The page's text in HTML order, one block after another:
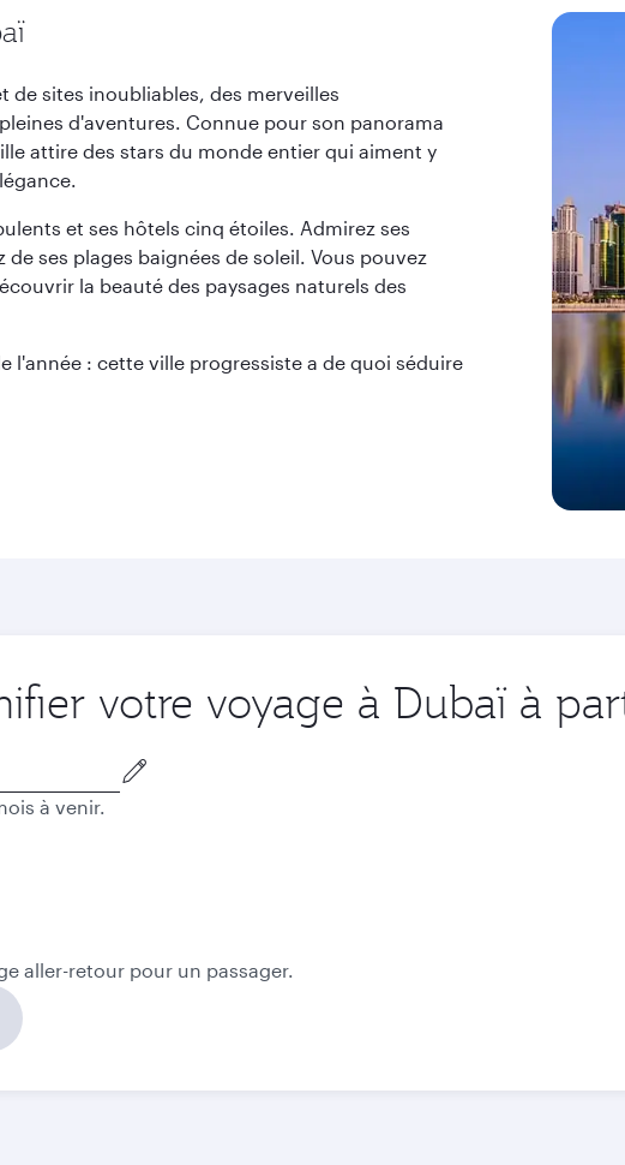
de sites inoubliables, des merveilles
d'aventures. Connue pour son panorama
attire des stars du monde entier qui aiment y
et ses hôtels cinq étoiles. Admirez ses
ses plages baignées de soleil. Vous pouvez
la beauté des paysages naturels des
l'année : cette ville progressiste a de quoi séduire
votre voyage à Dubaï à
à venir.
aller-retour pour un passager.